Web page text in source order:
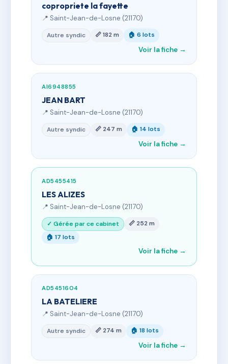
copropriete la fayette
📍 Saint-Jean-de-Losne (21170)
Autre syndic 📏 182 m 🏠 6 lots
Voir la fiche →
AI6948855
JEAN BART
📍 Saint-Jean-de-Losne (21170)
Autre syndic 📏 247 m 🏠 14 lots
Voir la fiche →
AD5455415
LES ALIZES
📍 Saint-Jean-de-Losne (21170)
✓ Gérée par ce cabinet
📏 252 m
🏠 17 lots
Voir la fiche →
AD5451604
LA BATELIERE
📍 Saint-Jean-de-Losne (21170)
Autre syndic 📏 274 m 🏠 18 lots
Voir la fiche →